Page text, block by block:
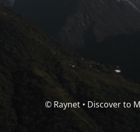
© Raynet • Discover to